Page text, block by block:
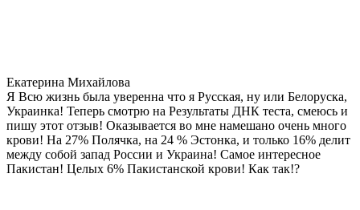
Екатерина Михайлова
Я Всю жизнь была уверенна что я Русская, ну или Белоруска,
Украинка! Теперь смотрю на Результаты ДНК теста, смеюсь и
пишу этот отзыв! Оказывается во мне намешано очень много
крови! На 27% Полячка, на 24 % Эстонка, и только 16% делит
между собой запад России и Украина! Самое интересное
Пакистан! Целых 6% Пакистанской крови! Как так!?